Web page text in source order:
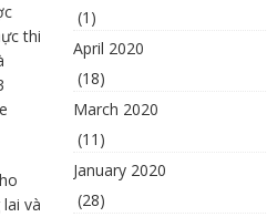
thi
và
(1)
April 2020
(18)
March 2020
(11)
January 2020
(28)